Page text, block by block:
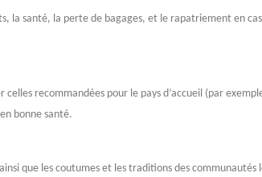
la santé, la perte de bagages, et le rapatriement en
recommandées pour le pays d’accueil (par
bonne santé.
que les coutumes et les traditions des communautés